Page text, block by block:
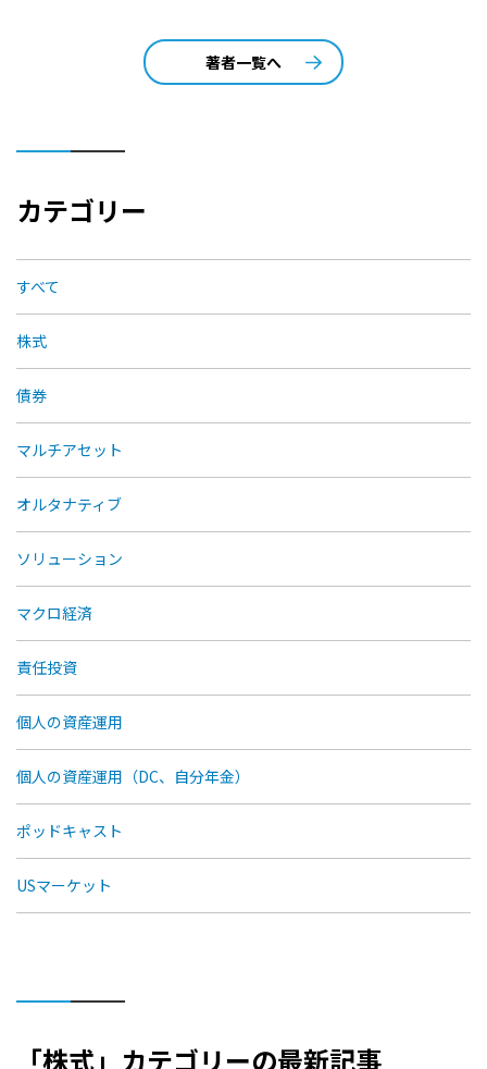
著者一覧へ
カテゴリー
すべて
株式
債券
マルチアセット
オルタナティブ
ソリューション
マクロ経済
責任投資
個人の資産運用
個人の資産運用（DC、自分年金）
ポッドキャスト
USマーケット
「株式」カテゴリーの最新記事